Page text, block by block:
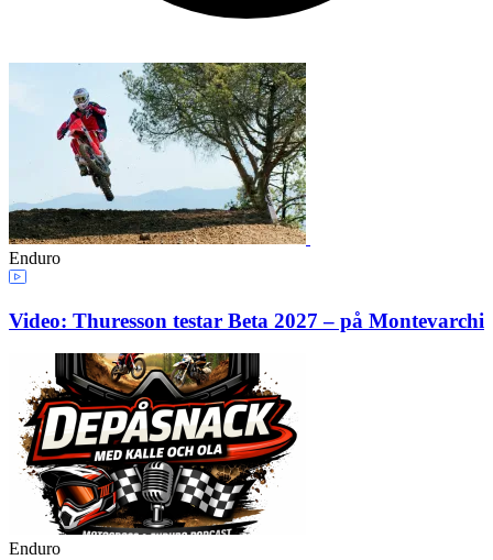
Enduro
Video: Thuresson testar Beta 2027 – på Montevarchi
Enduro